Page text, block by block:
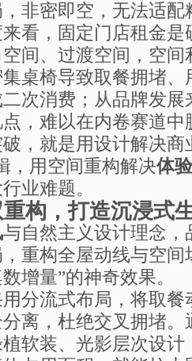
非密即空，无法适配
看，固定门店租金是
间、过渡空间，空间
桌椅导致取餐拥堵、
次消费；从品牌发展
，难以在内卷赛道中
，就是用设计解决商
，用空间重构解决体
业难题。
构，打造沉浸式
与自然主义设计理念，
重构全屋动线与空间
增量”的神奇效果。
分流式布局，将取餐
离，杜绝交叉拥堵。
软装、光影层次设计